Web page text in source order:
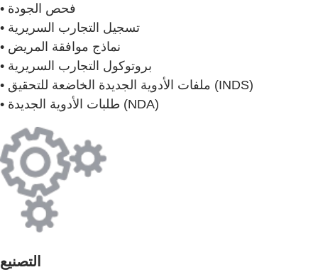
• فحص الجودة
• تسجيل التجارب السريرية
• نماذج موافقة المريض
• بروتوكول التجارب السريرية
• ملفات الأدوية الجديدة الخاضعة للتحقيق (INDS)
• طلبات الأدوية الجديدة (NDA)
التصنيع